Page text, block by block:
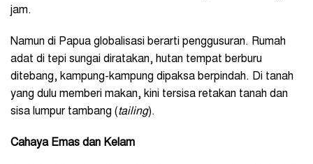
jam.
Namun di Papua globalisasi berarti penggusuran. Rumah
adat di tepi sungai diratakan, hutan tempat berburu
ditebang, kampung-kampung dipaksa berpindah. Di tanah
yang dulu memberi makan, kini tersisa retakan tanah dan
sisa lumpur tambang (tailing).
Cahaya Emas dan Kelam